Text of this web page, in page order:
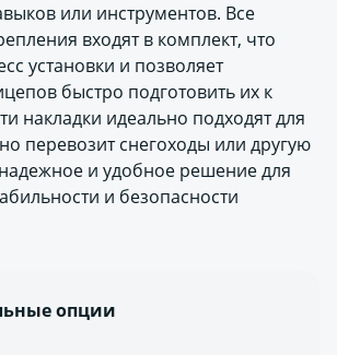
или инструментов. Все
входят в комплект, что
установки и позволяет
быстро подготовить их к
накладки идеально подходят для
перевозит снегоходы или другую
и удобное решение для
и безопасности
опции